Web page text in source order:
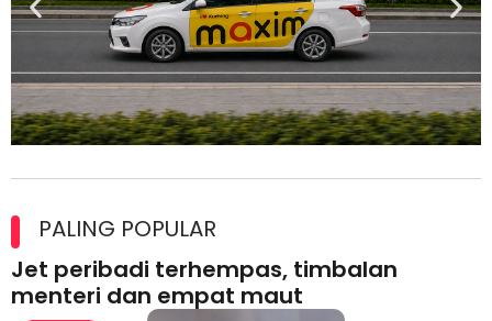
lesen separuh pertama 2026
PALING POPULAR
Jet peribadi terhempas, timbalan
menteri dan empat maut